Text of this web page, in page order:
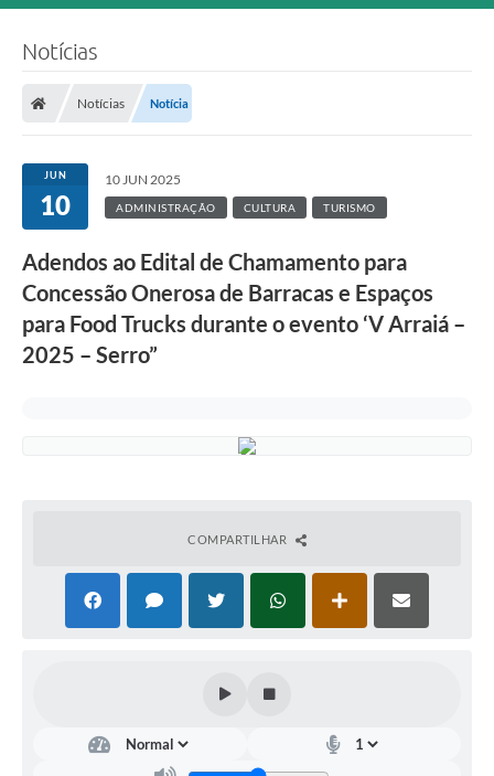
Transparência Pública
Processo Seletivo/Concurso Público
Taxas de Inscrição/Guia de Arrecadação / Tributos
Online
Plano Diretor Participativo de Serro/MG
LDO
Licitações
Lei Aldir Blanc
Chamamento Público
Notícias
Notícias Notícia
JUN
10
10 JUN 2025
ADMINISTRAÇÃO CULTURA TURISMO
Adendos ao Edital de Chamamento para
Concessão Onerosa de Barracas e Espaços
para Food Trucks durante o evento ‘V Arraiá –
2025 – Serro”
COMPARTILHAR